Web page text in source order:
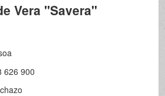
Vera "Savera"
626 900